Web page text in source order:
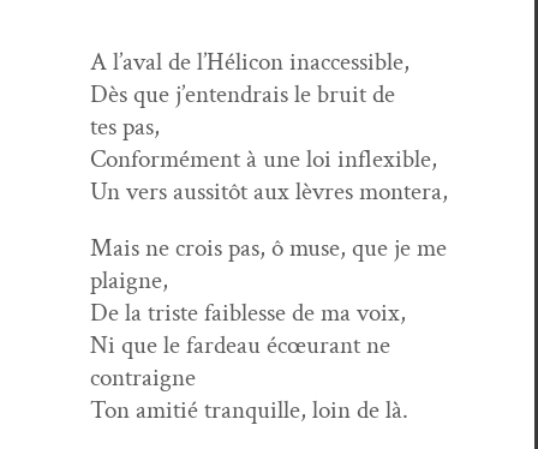
A l’aval de l’Hélicon inaccessible,
Dès que j’entendrais le bruit de
tes pas,
Con­for­mé­ment à une loi inflexible,
Un vers aus­sitôt aux lèvres montera,
Mais ne crois pas, ô muse, que je me
plaigne,
De la triste faib­lesse de ma voix,
Ni que le fardeau écœu­rant ne
contraigne
Ton ami­tié tran­quille, loin de là.